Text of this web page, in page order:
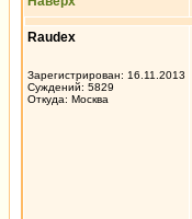
Raudex
Зарегистрирован: 16.11.2013
Суждений: 5829
Откуда: Москва